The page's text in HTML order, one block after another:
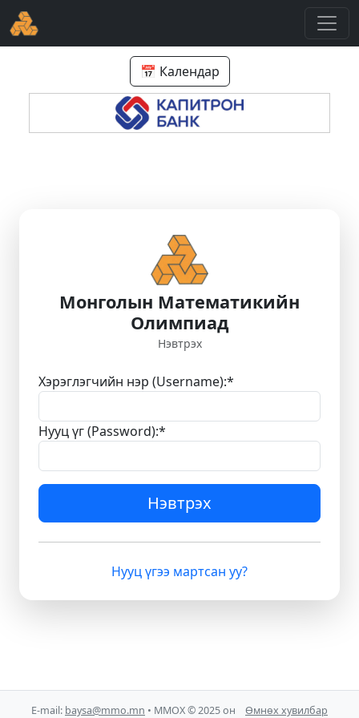
📅 Календар
Монголын Математикийн
Олимпиад
Нэвтрэх
Хэрэглэгчийн нэр (Username):*
Нууц үг (Password):*
Нэвтрэх
Нууц үгээ мартсан уу?
E-mail: baysa@mmo.mn • ММОХ © 2025 он Өмнөх хувилбар